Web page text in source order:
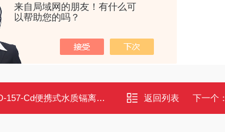
来自局域网的朋友！有什么可
以帮助您的吗？
携式水质镉离子测定仪分光光度快速测定法 返回列表 下一个：